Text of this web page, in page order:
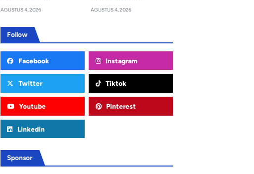
AGUSTUS 4, 2026 AGUSTUS 4, 2026
Follow
Facebook Instagram
Twitter Tiktok
Youtube Pinterest
Linkedin
Sponsor